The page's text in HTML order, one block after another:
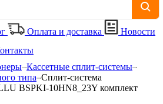
Оплата и доставка
Новости
Кассетные сплит-системы
типа Сплит-система
BSPKI-10HN8_23Y комплект